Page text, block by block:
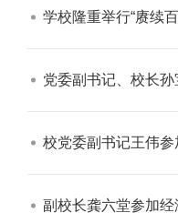
学校隆重举行“赓续百年
党委副书记、校长
校党委副书记王伟
副校长龚六堂参加